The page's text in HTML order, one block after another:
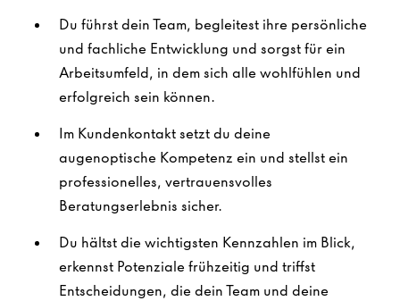
Du führst dein Team, begleitest ihre persönliche
und fachliche Entwicklung und sorgst für ein
Arbeitsumfeld, in dem sich alle wohlfühlen und
erfolgreich sein können.
Im Kundenkontakt setzt du deine
augenoptische Kompetenz ein und stellst ein
professionelles, vertrauensvolles
Beratungserlebnis sicher.
Du hältst die wichtigsten Kennzahlen im Blick,
erkennst Potenziale frühzeitig und triffst
Entscheidungen, die dein Team und deine